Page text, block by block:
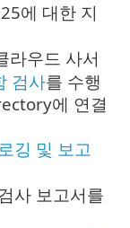
에 대한 지
라우드 사서
검사를 수행
에 연결
깅 및 보고
사 보고서를